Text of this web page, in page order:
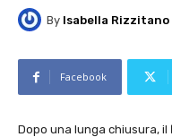
By Isabella Rizzitano
Facebook
Dopo una lunga chiusura, il